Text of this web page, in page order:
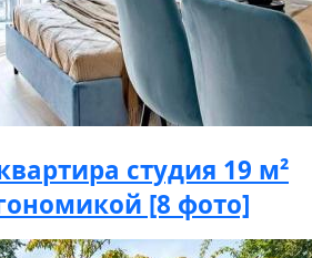
студия 19 м²
[8 фото]